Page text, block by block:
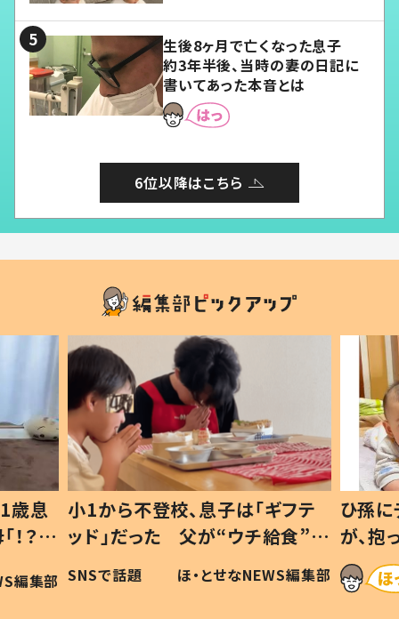
生後8ヶ月で亡くなった息子
約3年半後、当時の妻の日記に
書いてあった本音とは
6位以降はこちら
歳息
？」
編集部
小1から不登校、息子は「ギフテ
ッド」だった 父が“ウチ給食”を
作り続ける理由とは #令和の親
#令和の子
SNSで話題 ほ・とせなNEWS編集部
ひ孫
が、
「涙が
い」